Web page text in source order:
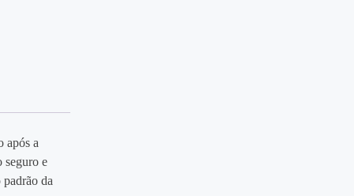
após a
seguro e
padrão da